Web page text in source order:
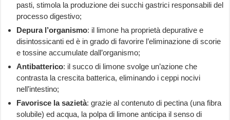
pasti, stimola la produzione dei succhi gastrici responsabili del
processo digestivo;
Depura l’organismo: il limone ha proprietà depurative e
disintossicanti ed è in grado di favorire l’eliminazione di scorie
e tossine accumulate dall’organismo;
Antibatterico: il succo di limone svolge un’azione che
contrasta la crescita batterica, eliminando i ceppi nocivi
nell’intestino;
Favorisce la sazietà: grazie al contenuto di pectina (una fibra
solubile) ed acqua, la polpa di limone anticipa il senso di